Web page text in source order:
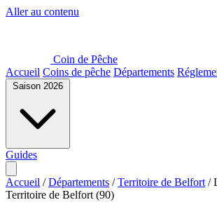
Aller au contenu
Coin de Pêche
Accueil Coins de pêche Départements
Saison 2026
Guides
Accueil / Départements / Territoire de Belfort /
Territoire de Belfort (90)